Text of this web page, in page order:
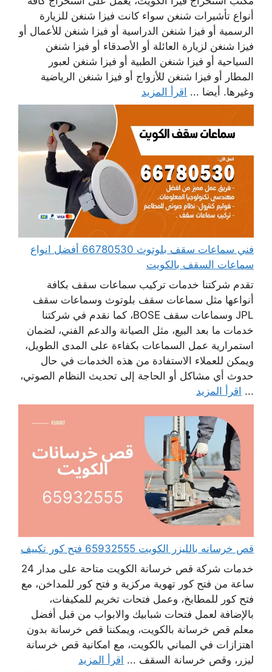
أنواع تأشيرات شنغن سواء كانت فيزا شنغن للزيارة
الرسمية أو فيزا شنغن الدراسية أو فيزا شنغن للأعمال أو
فيزا شنغن لزيارة العائلة أو الأصدقاء أو فيزا شنغن
السياحية أو فيزا شنغن الطبية أو فيزا شنغن لعبور
المطار أو فيزا شنغن للأزواج أو فيزا شنغن الرياضية
وغيرها. أيضا ... اقرأ المزيد
فني سماعات سقف بلوتوث 66780530 أفضل انواع
سماعات السقف بالكويت
تقدم شركتنا خدمات تركيب سماعات سقف بكافة
أنواعها مثل سماعات سقف بلوتوث وسماعات سقف
JPL وسماعات سقف BOSE، كما نقدم في شركتنا
خدمات ما بعد البيع، مثل الصيانة والدعم الفني، لضمان
استمرارية عمل السماعات بكفاءة على المدى الطويل،
ويمكن للعملاء الاستفادة من هذه الخدمات في حال
حدوث أي مشاكل أو الحاجة إلى تحديث النظام الصوتي،
... اقرأ المزيد
قص خرسانه بالليزر الكويت 65932555 فتح كور تكييف
خدمات شركة قص خرسانة الكويت متاحة على مدار 24
ساعة من فتح كور تهوية مركزية و فتح كور للمداخن، مع
فتح كور للمطابخ، وعمل فتحات تخريم للمكيفات،
بالإضافة لعمل فتحات شبابيك والابواب من قبل أفضل
معلم قص خرسانة بالكويت، ويمكننا قص خرسانة بدون
اهتزازات في المباني بالكويت، مع امكانية قص خرسانة
ليزر، وقص خرسانة السقف ... اقرأ المزيد